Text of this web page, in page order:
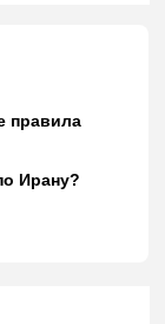
правила
Ирану?